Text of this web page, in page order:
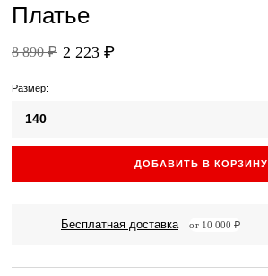
Платье
8 890 ₽ 2 223 ₽
Размер:
140
ДОБАВИТЬ В КОРЗИНУ
Бесплатная доставка от 10 000 ₽